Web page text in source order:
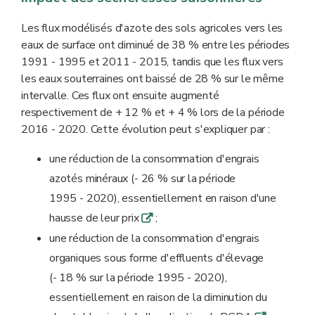
Les flux modélisés d'azote des sols agricoles vers les
eaux de surface ont diminué de 38 % entre les périodes
1991 - 1995 et 2011 - 2015, tandis que les flux vers
les eaux souterraines ont baissé de 28 % sur le même
intervalle. Ces flux ont ensuite augmenté
respectivement de + 12 % et + 4 % lors de la période
2016 - 2020. Cette évolution peut s'expliquer par :
une réduction de la consommation d'engrais
azotés minéraux (- 26 % sur la période
1995 - 2020), essentiellement en raison d'une
hausse de leur prixq;
une réduction de la consommation d'engrais
organiques sous forme d'effluents d'élevage
(- 18 % sur la période 1995 - 2020),
essentiellement en raison de la diminution du